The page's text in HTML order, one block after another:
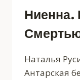
Ниенна.
Наталья
Антарская